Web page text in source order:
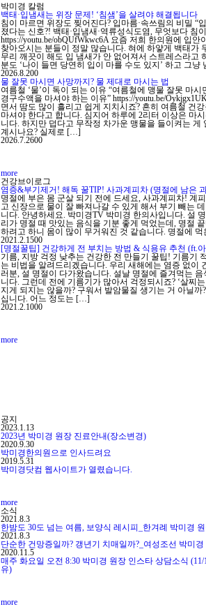
박미경 칼럼
백태·입냄새는 위장 문제! ‘침샘’을 살려야 해결됩니다
침이 마르면 위장도 찢어진다? 입마름·속쓰림의 비밀 “
졌다는 신호?! 백태·입냄새·역류성식도염, 무엇보다 침
https://youtu.be/obQUfWkwc6A 요즘 저희 한의원에 입안
찾아오시는 분들이 정말 많습니다. 혀에 하얗게 백태가
무리 깨끗이 해도 입 냄새가 안 없어져서 스트레스라고
분도 ‘나이 들면 당연히 입이 마를 수도 있지’ 하고 그
2026.8.200
물 잘못 마시면 사망까지? 물 제대로 마시는 법
여름철 ‘물’이 독이 되는 이유 “여름철에 맹물 잘못 마
경구수액을 마셔야 하는 이유” https://youtu.be/
면서 땀도 많이 흘리고 쉽게 지치시죠? 흔히 여름철 건
마셔야 한다고 합니다. 심지어 하루에 2리터 이상은 마
니다. 하지만 덥다고 무작정 차가운 맹물을 들이켜는 게
계시나요? 실제로 […]
2026.7.2600
more
건강브이로그
염증&부기제거! 해독 꿀TIP! 사과계피차 (명절에 남은
명절에 부은 몸 군살 되기 전에 드세요, 사과계피차! 계
고 신장으로 물이 잘 빠져나갈 수 있게 해서 부기 빼는
니다. 안녕하세요. 박미경TV 박미경 한의사입니다. 설
리가 명절 때 맛있는 음식을 기분 좋게 먹었는데, 명절
하려고 하니 몸이 많이 무거워진 것 같습니다. 명절에
2021.2.1500
[명절꿀팁] 건강하게 전 부치는 방법 & 식용유 추천 (ft.
기름, 지방 걱정 낮추는 건강한 전 만들기 꿀팁! 기름기
는 비법을 알려드리겠습니다. 우리 새해에는 염증 없이
러분, 설 명절이 다가왔습니다. 설날 명절에 즐겨먹는
니다. 그런데 전에 기름기가 많아서 걱정되시죠? ‘살찌
지게 되지는 않을까? 구워서 발암물질 생기는 거 아닐까
십니다. 어느 정도는 […]
2021.2.1000
more
공지
2023.1.13
2023년 박미경 원장 진료안내(장소변경)
2020.9.30
박미경한의원으로 인사드려요
2019.5.31
박미경닷컴 웹사이트가 열렸습니다.
more
소식
2021.8.3
한밤도 30도 넘는 여름, 보양식 레시피_한겨례 박미경 원
2021.8.3
단순한 건망증일까? 갱년기 치매일까?_여성조선 박미경
2020.11.5
매주 화요일 오전 8:30 박미경 원장 인스타 상담소식
유)
more